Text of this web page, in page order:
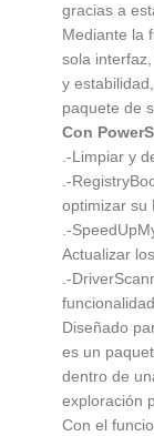
gracias a
Mediante la
sola
y
paquete de
Con
.-Limpiar y
.-
optimizar su
.-
Actualizar
.-
Diseñado
es un
dentro de
exploración
Con el